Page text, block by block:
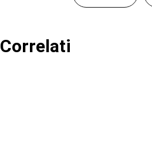
Correlati